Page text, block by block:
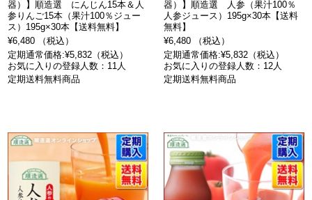
器）】順造選 にんじん15本＆人
参りんご15本（果汁100％ジュー
ス）195g×30本【送料無料】
¥6,480 （税込）
定期通常価格:¥5,832（税込）
お気に入りの登録人数：11人
定期送料無料商品
器）】順造選 人参（果汁100％
人参ジュース）195g×30本【送料
無料】
¥6,480 （税込）
定期通常価格:¥5,832（税込）
お気に入りの登録人数：12人
定期送料無料商品